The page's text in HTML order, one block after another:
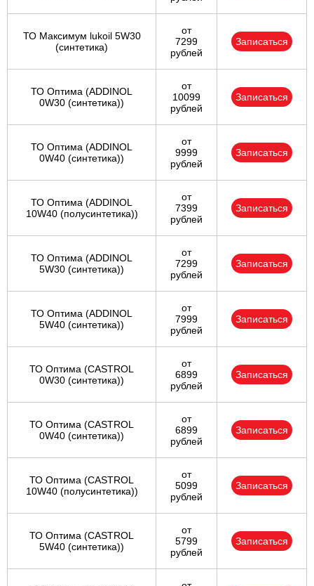
ТО Максимум lukoil 5W30
(синтетика)
от
7299
рублей
Записаться
ТО Оптима (ADDINOL
0W30 (синтетика))
от
10099
рублей
Записаться
ТО Оптима (ADDINOL
0W40 (синтетика))
от
9999
рублей
Записаться
ТО Оптима (ADDINOL
10W40 (полусинтетика))
от
7399
рублей
Записаться
ТО Оптима (ADDINOL
5W30 (синтетика))
от
7299
рублей
Записаться
ТО Оптима (ADDINOL
5W40 (синтетика))
от
7999
рублей
Записаться
ТО Оптима (CASTROL
0W30 (синтетика))
от
6899
рублей
Записаться
ТО Оптима (CASTROL
0W40 (синтетика))
от
6899
рублей
Записаться
ТО Оптима (CASTROL
10W40 (полусинтетика))
от
5099
рублей
Записаться
ТО Оптима (CASTROL
5W40 (синтетика))
от
5799
рублей
Записаться